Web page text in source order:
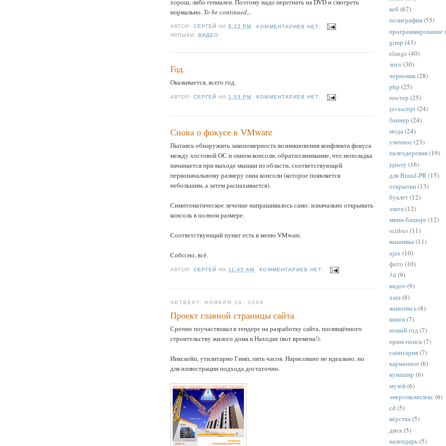
нормально. To be continued...
АВТОР:СЕРГЕЙ НА8:23 PM
КОММЕНТАРИЕВ НЕТ:
ЯРЛЫКИ:ВИДЕО
Год.
Оказывается, всего год.
АВТОР:СЕРГЕЙ НА 1:03 PM КОММЕНТАРИЕВ НЕТ:
Снова о фокусе в VMware
Пытаясь обнаружить закономерность возникновения конфликта фокуса
между хостовой ОС и окном консоли, обратил внимание, что неполадка
начинается при выходе мышки из области, соответствующей
первоначальному размеру окна консоли (которое появляется
небольшим, а затем распахивается).
Симптоматическое лечение напрашивалось само: изначально открывать
консоль в полном размере.
Соответствующий пункт есть в меню VMware.
Собссно, всё.
АВТОР:СЕРГЕЙ НА 11:45 AM КОММЕНТАРИЕВ НЕТ:
ЧЕТВЕРГ, НОЯБРЯ 19, 2009
Проект главной страницы сайта
Срочно поучаствовал в тендере на разработку сайта, посвящённого
строительству жилого дома в Находке (вот времена!).
Инкскейп, утилитарно Гимп, пять часов. Нарисовано не идеально, но
для иллюстрации подхода достаточно.
веб (67)
полиграфия(55)
программирование
gimp (43)
elange (40)
лого (30)
черновик(28)
php (25)
постер (25)
javascript(24)
баннер (24)
мода(24)
уличное(23)
палеодеревня(19)
jquery (16)
для Brand-PR(15)
открытки(13)
буклет(12)
злата(12)
мини-башорг(12)
scribus(11)
вышивка(11)
ajax (10)
фото (10)
3d (9)
видео (9)
xara(8)
живопись(8)
книги(7)
новый год (7)
прим-поиск(7)
санитария(7)
карманное(6)
кунашир (6)
музей(6)
энергокомплекс(6)
cd (5)
вёрстка(5)
диск(5)
календарь(5)